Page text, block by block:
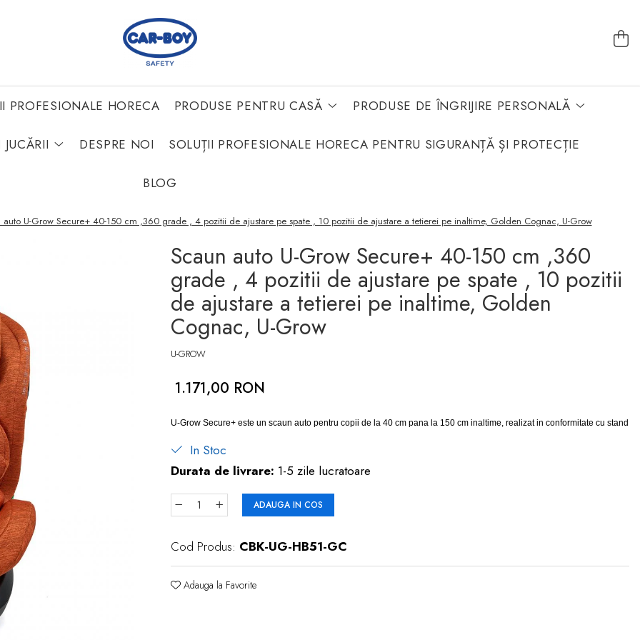
PROFESIONALE HORECA PRODUSE PENTRU CASĂ PRODUSE DE ÎNGRIJIRE PERSONALĂ
JUCĂRII DESPRE NOI SOLUȚII PROFESIONALE HORECA PENTRU SIGURANȚĂ ȘI PROTECȚIE
BLOG
auto U-Grow Secure+ 40-150 cm ,360 grade , 4 pozitii de ajustare pe spate , 10 pozitii de ajustare a tetierei pe inaltime, Golden Cognac, U-Grow
Scaun auto U-Grow Secure+ 40-150 cm ,360
grade , 4 pozitii de ajustare pe spate , 10 pozitii
de ajustare a tetierei pe inaltime, Golden
Cognac, U-Grow
U-GROW
1.171,00 RON
U-Grow Secure+ este un scaun auto pentru copii de la 40 cm pana la 150 cm inaltime, realizat in conformitate cu stand
In Stoc
Durata de livrare: 1-5 zile lucratoare
ADAUGA IN COS
Cod Produs: CBK-UG-HB51-GC
Adauga la Favorite